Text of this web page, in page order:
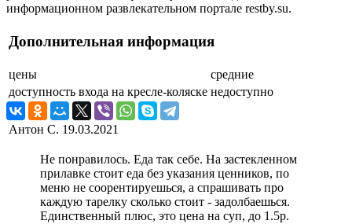
информационном развлекательном портале restby.su.
Дополнительная информация
цены
средние
доступность входа на кресле-коляске недоступно
Антон С. 19.03.2021
Не понравилось. Еда так себе. На застекленном
прилавке стоит еда без указания ценников, по
меню не соорентируешься, а спрашивать про
каждую тарелку сколько стоит - задолбаешься.
Единственный плюс, это цена на суп, до 1.5р.